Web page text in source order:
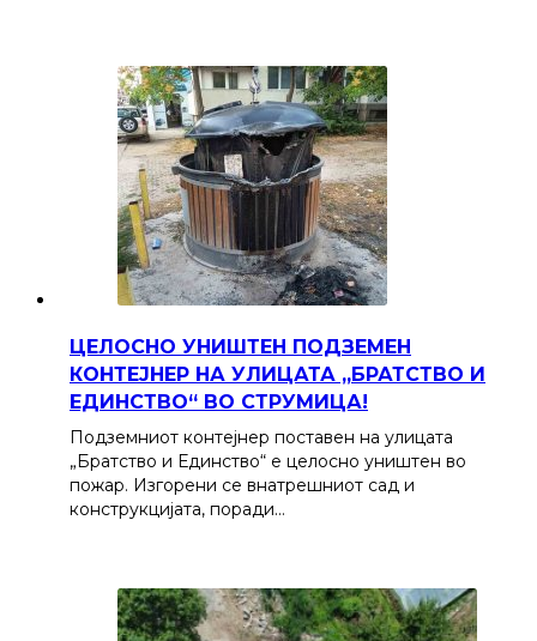
ЦЕЛОСНО УНИШТЕН ПОДЗЕМЕН
КОНТЕЈНЕР НА УЛИЦАТА „БРАТСТВО И
ЕДИНСТВО“ ВО СТРУМИЦА!
Подземниот контејнер поставен на улицата
„Братство и Единство“ е целосно уништен во
пожар. Изгорени се внатрешниот сад и
конструкцијата, поради…